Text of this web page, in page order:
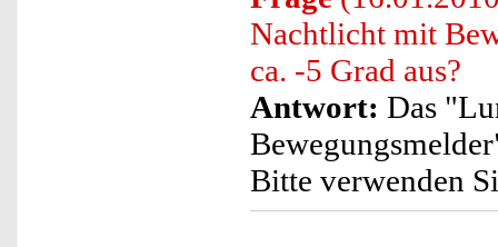
Nachtlicht mit
ca. -5 Grad aus?
Antwort: Das
Bitte verwenden